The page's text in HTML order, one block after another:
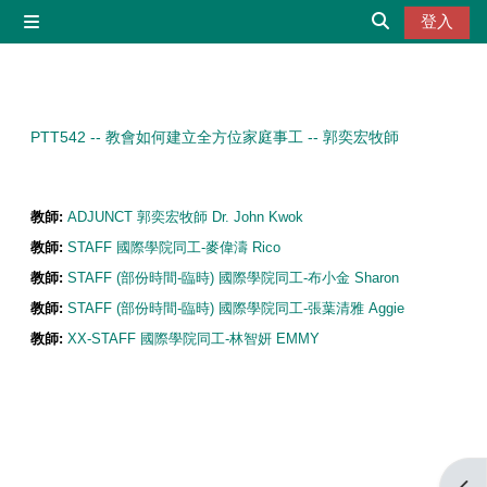
登入
PTT542 -- 教會如何建立全方位家庭事工 -- 郭奕宏牧師
教師: ADJUNCT 郭奕宏牧師 Dr. John Kwok
教師: STAFF 國際學院同工-麥偉濤 Rico
教師: STAFF (部份時間-臨時) 國際學院同工-布小金 Sharon
教師: STAFF (部份時間-臨時) 國際學院同工-張葉清雅 Aggie
教師: XX-STAFF 國際學院同工-林智妍 EMMY